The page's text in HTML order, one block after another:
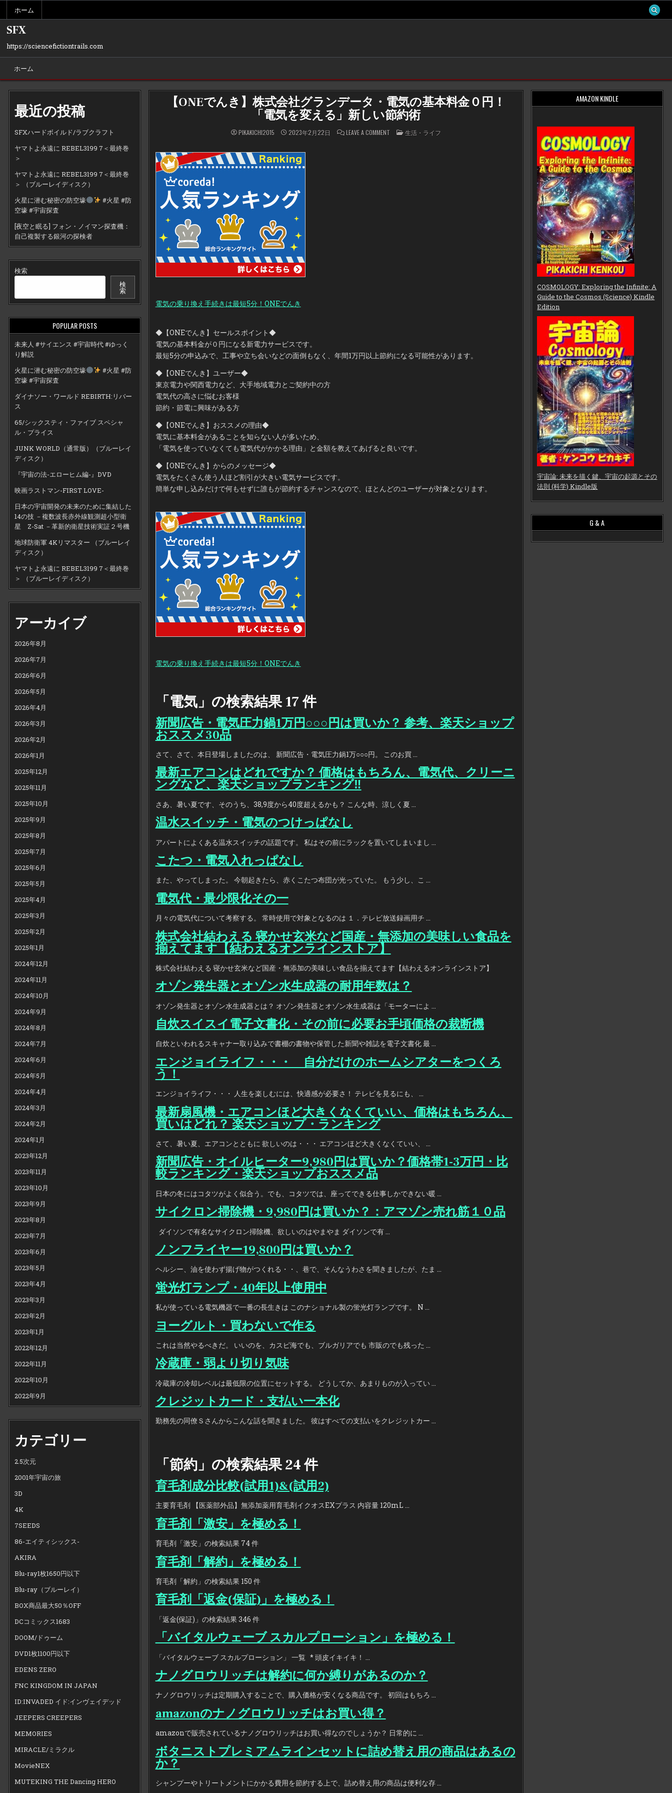
content
ホーム
SFX
https://sciencefictiontrails.com
ホーム
最近の投稿
SFXハードボイルド/ラブクラフト
ヤマトよ永遠に REBEL3199 7＜最終巻
＞
ヤマトよ永遠に REBEL3199 7＜最終巻
＞ （ブルーレイディスク）
火星に潜む秘密の防空壕
#火星 #防
空壕 #宇宙探査
[夜空と眠る] フォン・ノイマン探査機：
自己複製する銀河の探検者
検索
検
索
POPULAR POSTS
未来人 #サイエンス #宇宙時代 #ゆっく
り解説
火星に潜む秘密の防空壕
#火星 #防
空壕 #宇宙探査
ダイナソー・ワールド REBIRTH:リバー
ス
65/シックスティ・ファイブ スペシャ
ル・プライス
JUNK WORLD（通常版）（ブルーレイ
ディスク）
『宇宙の法-エローヒム編-』DVD
映画ラストマン-FIRST LOVE-
日本の宇宙開発の未来のために集結した
14の技 －複数波長赤外線観測超小型衛
星 Z-Sat －革新的衛星技術実証２号機
地球防衛軍 4Kリマスター （ブルーレイ
ディスク）
ヤマトよ永遠に REBEL3199 7＜最終巻
＞ （ブルーレイディスク）
アーカイブ
2026年8月
2026年7月
2026年6月
2026年5月
2026年4月
2026年3月
2026年2月
2026年1月
2025年12月
2025年11月
2025年10月
2025年9月
2025年8月
2025年7月
2025年6月
2025年5月
2025年4月
2025年3月
2025年2月
2025年1月
2024年12月
2024年11月
2024年10月
2024年9月
2024年8月
2024年7月
2024年6月
2024年5月
2024年4月
2024年3月
2024年2月
2024年1月
2023年12月
2023年11月
2023年10月
2023年9月
2023年8月
2023年7月
2023年6月
2023年5月
2023年4月
2023年3月
2023年2月
2023年1月
2022年12月
2022年11月
2022年10月
2022年9月
カテゴリー
2.5次元
2001年宇宙の旅
3D
4K
7SEEDS
86-エイティシックス-
AKIRA
Blu-ray1枚1650円以下
Blu-ray（ブルーレイ）
BOX商品最大50％OFF
DCコミックス1683
DOOM/ドゥーム
DVD1枚1100円以下
EDENS ZERO
FNC KINGDOM IN JAPAN
ID:INVADED イド:インヴェイデッド
JEEPERS CREEPERS
MEMORIES
MIRACLE/ミラクル
MovieNEX
MUTEKING THE Dancing HERO
【ONEでんき】株式会社グランデータ・電気の基本料金０円！
「電気を変える」新しい節約術
PIKAKICHI2015 2023年2月22日 LEAVE A COMMENTON
【ONE
POSTED
IN
生活・ライフ
電気の乗り換え手続きは最短5分！ONEでんき
◆【ONEでんき】セールスポイント◆
電気の基本料金が０円になる新電力サービスです。
最短5分の申込みで、工事や立ち会いなどの面倒もなく、年間1万円以上節約になる可能性があります。
◆【ONEでんき】ユーザー◆
東京電力や関西電力など、大手地域電力とご契約中の方
電気代の高さに悩むお客様
節約・節電に興味がある方
◆【ONEでんき】おススメの理由◆
電気に基本料金があることを知らない人が多いため、
「電気を使っていなくても電気代がかかる理由」と金額を教えてあげると良いです。
◆【ONEでんき】からのメッセージ◆
電気をたくさん使う人ほど割引が大きい電気サービスです。
簡単な申し込みだけで何もせずに誰もが節約するチャンスなので、ほとんどのユーザーが対象となります。
電気の乗り換え手続きは最短5分！ONEでんき
「電気」の検索結果 17 件
新聞広告・電気圧力鍋1万円○○○円は買いか？ 参考、楽天ショップ
おススメ30品
さて、さて、本日登場しましたのは、 新聞広告・電気圧力鍋1万○○○円。 このお買 …
最新エアコンはどれですか？ 価格はもちろん、電気代、クリーニ
ングなど、楽天ショップランキング‼
さあ、暑い夏です、そのうち、38,9度から40度超えるかも？ こんな時、涼しく夏 …
温水スイッチ・電気のつけっぱなし
アパートによくある温水スイッチの話題です。 私はその前にラックを置いてしまいまし …
こたつ・電気入れっぱなし
また、やってしまった。 今朝起きたら、赤くこたつ布団が光っていた。 もう少し、こ …
電気代・最少限化その一
月々の電気代について考察する。 常時使用で対象となるのは １．テレビ放送録画用チ …
株式会社結わえる 寝かせ玄米など国産・無添加の美味しい食品を
揃えてます【結わえるオンラインストア】
株式会社結わえる 寝かせ玄米など国産・無添加の美味しい食品を揃えてます【結わえるオンラインストア】
オゾン発生器とオゾン水生成器の耐用年数は？
オゾン発生器とオゾン水生成器とは？ オゾン発生器とオゾン水生成器は「モーターによ …
自炊スイスイ電子文書化・その前に必要お手頃価格の裁断機
自炊といわれるスキャナー取り込みで書棚の書物や保管した新聞や雑誌を電子文書化 最 …
エンジョイライフ・・・ 自分だけのホームシアターをつくろ
う！
エンジョイライフ・・・ 人生を楽しむには、快適感が必要さ！ テレビを見るにも、 …
最新扇風機・エアコンほど大きくなくていい、価格はもちろん、
買いはどれ？ 楽天ショップ・ランキング
さて、暑い夏、エアコンとともに 欲しいのは・・・ エアコンほど大きくなくていい、 …
新聞広告・オイルヒーター9,980円は買いか？価格帯1-3万円・比
較ランキング・楽天ショップおススメ品
日本の冬にはコタツがよく似合う。でも、コタツでは、座ってできる仕事しかできない暖 …
サイクロン掃除機・9,980円は買いか？：アマゾン売れ筋１０品
ダイソンで有名なサイクロン掃除機、欲しいのはやまやま ダイソンで有 …
ノンフライヤー19,800円は買いか？
ヘルシー、油を使わず揚げ物がつくれる・・、巷で、そんなうわさを聞きましたが、たま …
蛍光灯ランプ・40年以上使用中
私が使っている電気機器で一番の長生きは このナショナル製の蛍光灯ランプです。 N …
ヨーグルト・買わないで作る
これは当然やるべきだ。 いいのを、カスピ海でも、ブルガリアでも 市販のでも残った …
冷蔵庫・弱より切り気味
冷蔵庫の冷却レベルは最低限の位置にセットする。 どうしてか、あまりものが入ってい …
クレジットカード・支払い一本化
勤務先の同僚Ｓさんからこんな話を聞きました。 彼はすべての支払いをクレジットカー …
「節約」の検索結果 24 件
育毛剤成分比較(試用1)&(試用2)
主要育毛剤 【医薬部外品】無添加薬用育毛剤イクオスEXプラス 内容量 120mL …
育毛剤「激安」を極める！
育毛剤「激安」の検索結果 74 件
育毛剤「解約」を極める！
育毛剤「解約」の検索結果 150 件
育毛剤「返金(保証)」を極める！
「返金(保証)」の検索結果 346 件
「バイタルウェーブ スカルプローション」を極める！
「バイタルウェーブ スカルプローション」 一覧 * 頭皮イキイキ！ …
ナノグロウリッチは解約に何か縛りがあるのか？
ナノグロウリッチは定期購入することで、購入価格が安くなる商品です。 初回はもちろ …
amazonのナノグロウリッチはお買い得？
amazonで販売されているナノグロウリッチはお買い得なのでしょうか？ 日常的に …
ボタニストプレミアムラインセットに詰め替え用の商品はあるの
か？
シャンプーやトリートメントにかかる費用を節約する上で、詰め替え用の商品は便利な存 …
AMAZON KINDLE
COSMOLOGY: Exploring the Infinite: A
Guide to the Cosmos (Science) Kindle
Edition
宇宙論: 未来を描く鍵、宇宙の起源とその
法則 (科学) Kindle版
G & A